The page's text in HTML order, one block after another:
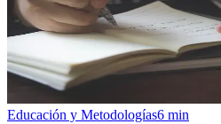
Educación y Metodologías6 min